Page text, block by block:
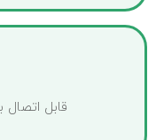
قابل اتصال